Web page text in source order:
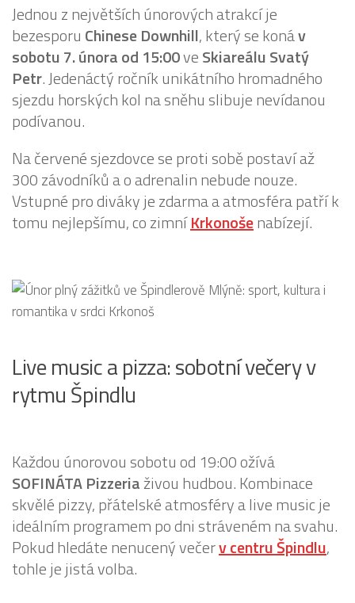
Jednou z největších únorových atrakcí je
bezesporu Chinese Downhill, který se konáv
sobotu 7. února od 15:00veSkiareálu Svatý
Petr. Jedenáctý ročník unikátního hromadného
sjezdu horských kol na sněhu slibuje nevídanou
podívanou.
Na červené sjezdovce se proti sobě postaví až
300 závodníků a o adrenalin nebude nouze.
Vstupné pro diváky je zdarma a atmosféra patří k
tomu nejlepšímu, co zimníKrkonošenabízejí.
Live music a pizza: sobotní večery v
rytmu Špindlu
Každou únorovou sobotu od 19:00 ožívá
SOFINÁTA Pizzeriaživou hudbou. Kombinace
skvělé pizzy, přátelské atmosféry a live music je
ideálním programem po dni stráveném na svahu.
Pokud hledáte nenucený večerv centru Špindlu,
tohle je jistá volba.